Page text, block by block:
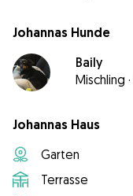
Johannas Hunde
Baily
Mischling ·
Johannas Haus
Garten
Terrasse